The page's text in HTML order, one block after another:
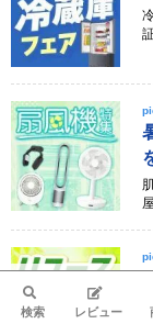
検索 レビュー